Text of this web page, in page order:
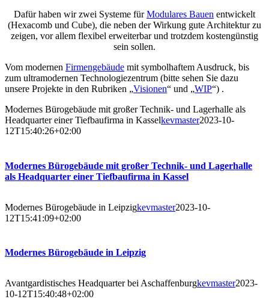
Dafür haben wir zwei Systeme fürModulares Bauen entwickelt
(Hexacomb und Cube), die neben der Wirkung gute Architektur zu
zeigen, vor allem flexibel erweiterbar und trotzdem kostengünstig
sein sollen.
Vom modernen Firmengebäude mit symbolhaftem Ausdruck, bis
zum ultramodernen Technologiezentrum (bitte sehen Sie dazu
unsere Projekte in den Rubriken „Visionen“ und „WIP“) .
Modernes Bürogebäude mit großer Technik- und Lagerhalle als
Headquarter einer Tiefbaufirma in Kasselkevmaster2023-10-
12T15:40:26+02:00
Modernes Bürogebäude mit großer Technik- und Lagerhalle
als Headquarter einer Tiefbaufirma in Kassel
Modernes Bürogebäude in Leipzigkevmaster2023-10-
12T15:41:09+02:00
Modernes Bürogebäude in Leipzig
Avantgardistisches Headquarter bei Aschaffenburgkevmaster2023-
10-12T15:40:48+02:00